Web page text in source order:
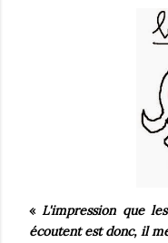
«L'impression que
écoutent est donc, il